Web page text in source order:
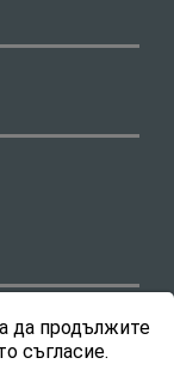
да продължите
съгласие.